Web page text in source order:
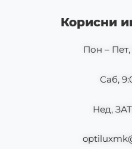
o
o
Корисни
Пон – Пет,
Саб,
Нед,